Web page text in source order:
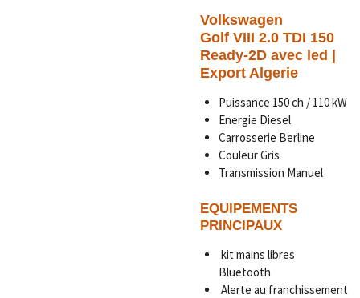
Volkswagen
Golf VIII 2.0 TDI 150
Ready-2D avec led |
Export Algerie
Puissance 150 ch / 110 kW
Energie Diesel
Carrosserie Berline
Couleur Gris
Transmission Manuel
EQUIPEMENTS
PRINCIPAUX
kit mains libres
Bluetooth
Alerte au franchissement